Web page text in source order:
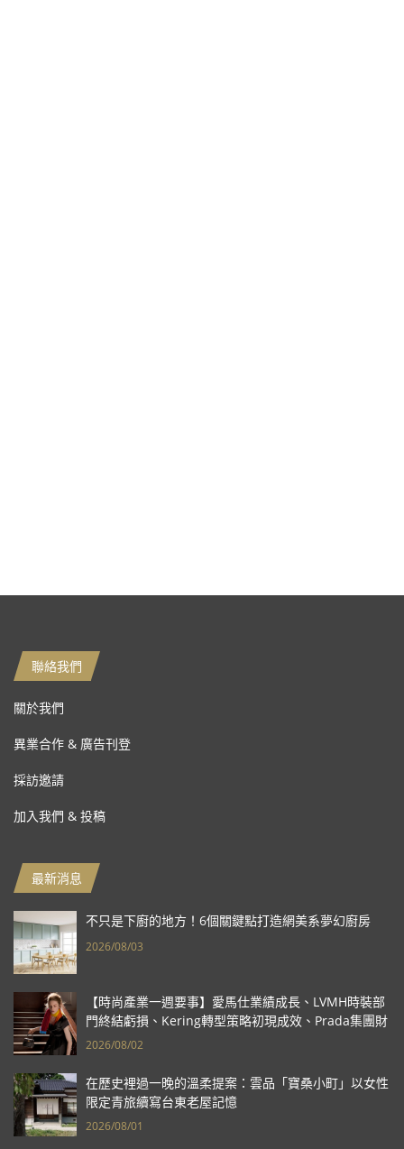
聯絡我們
關於我們
異業合作 & 廣告刊登
採訪邀請
加入我們 & 投稿
最新消息
不只是下廚的地方！6個關鍵點打造網美系夢幻廚房
2026/08/03
【時尚產業一週要事】愛馬仕業績成長、LVMH時裝部
門終結虧損、Kering轉型策略初現成效、Prada集團財
報亮眼
2026/08/02
在歷史裡過一晚的溫柔提案：雲品「寶桑小町」以女性
限定青旅續寫台東老屋記憶
2026/08/01